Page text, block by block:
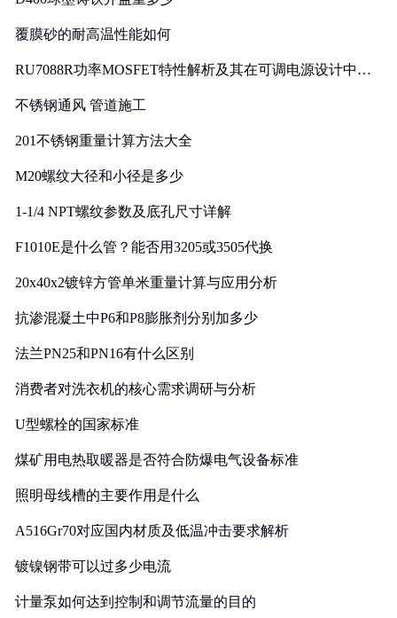
覆膜砂的耐高温性能如何
RU7088R功率MOSFET特性解析及其在可调电源设计中的
不锈钢通风 管道施工
201不锈钢重量计算方法大全
M20螺纹大径和小径是多少
1-1/4 NPT螺纹参数及底孔尺寸详解
F1010E是什么管？能否用3205或3505代换
20x40x2镀锌方管单米重量计算与应用分析
抗渗混凝土中P6和P8膨胀剂分别加多少
法兰PN25和PN16有什么区别
消费者对洗衣机的核心需求调研与分析
U型螺栓的国家标准
煤矿用电热取暖器是否符合防爆电气设备标准
照明母线槽的主要作用是什么
A516Gr70对应国内材质及低温冲击要求解析
镀镍钢带可以过多少电流
计量泵如何达到控制和调节流量的目的